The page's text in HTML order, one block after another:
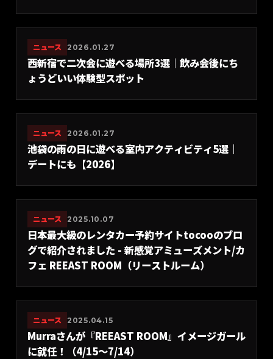
ニュース 2026.01.27
西新宿で二次会に遊べる場所3選｜飲み会後にち
ょうどいい体験型スポット
ニュース 2026.01.27
池袋の雨の日に遊べる室内アクティビティ5選｜
デートにも【2026】
ニュース 2025.10.07
日本最大級のレンタカー予約サイトtocooのブロ
グで紹介されました - 新感覚アミューズメント/カ
フェ REEAST ROOM（リーストルーム）
ニュース 2025.04.15
Murraさんが『REEAST ROOM』イメージガール
に就任！（4/15〜7/14）